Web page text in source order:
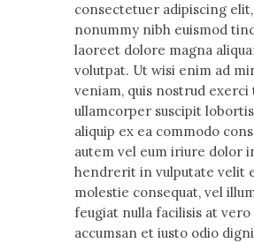
consectetuer adipiscing
nonummy nibh euismod
laoreet dolore magna
volutpat. Ut wisi enim ad
veniam, quis nostrud
ullamcorper suscipit
aliquip ex ea commodo
autem vel eum iriure dolor
hendrerit in vulputate velit
molestie consequat, vel
feugiat nulla facilisis at
accumsan et iusto odio